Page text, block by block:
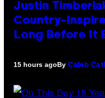
Justin
Country-
Long Before It
15 hours agoBy Caleb